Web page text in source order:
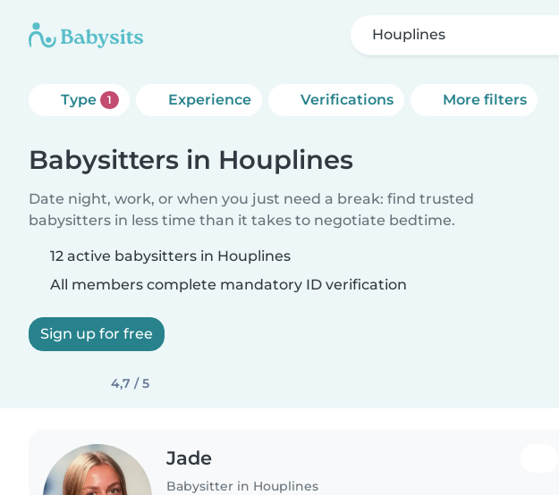
Houplines
Type 1 Experience Verifications More filters
Babysitters in Houplines
Date night, work, or when you just need a break: find trusted
babysitters in less time than it takes to negotiate bedtime.
12 active babysitters in Houplines
All members complete mandatory ID verification
Sign up for free
4,7 / 5
Jade
Babysitter in Houplines